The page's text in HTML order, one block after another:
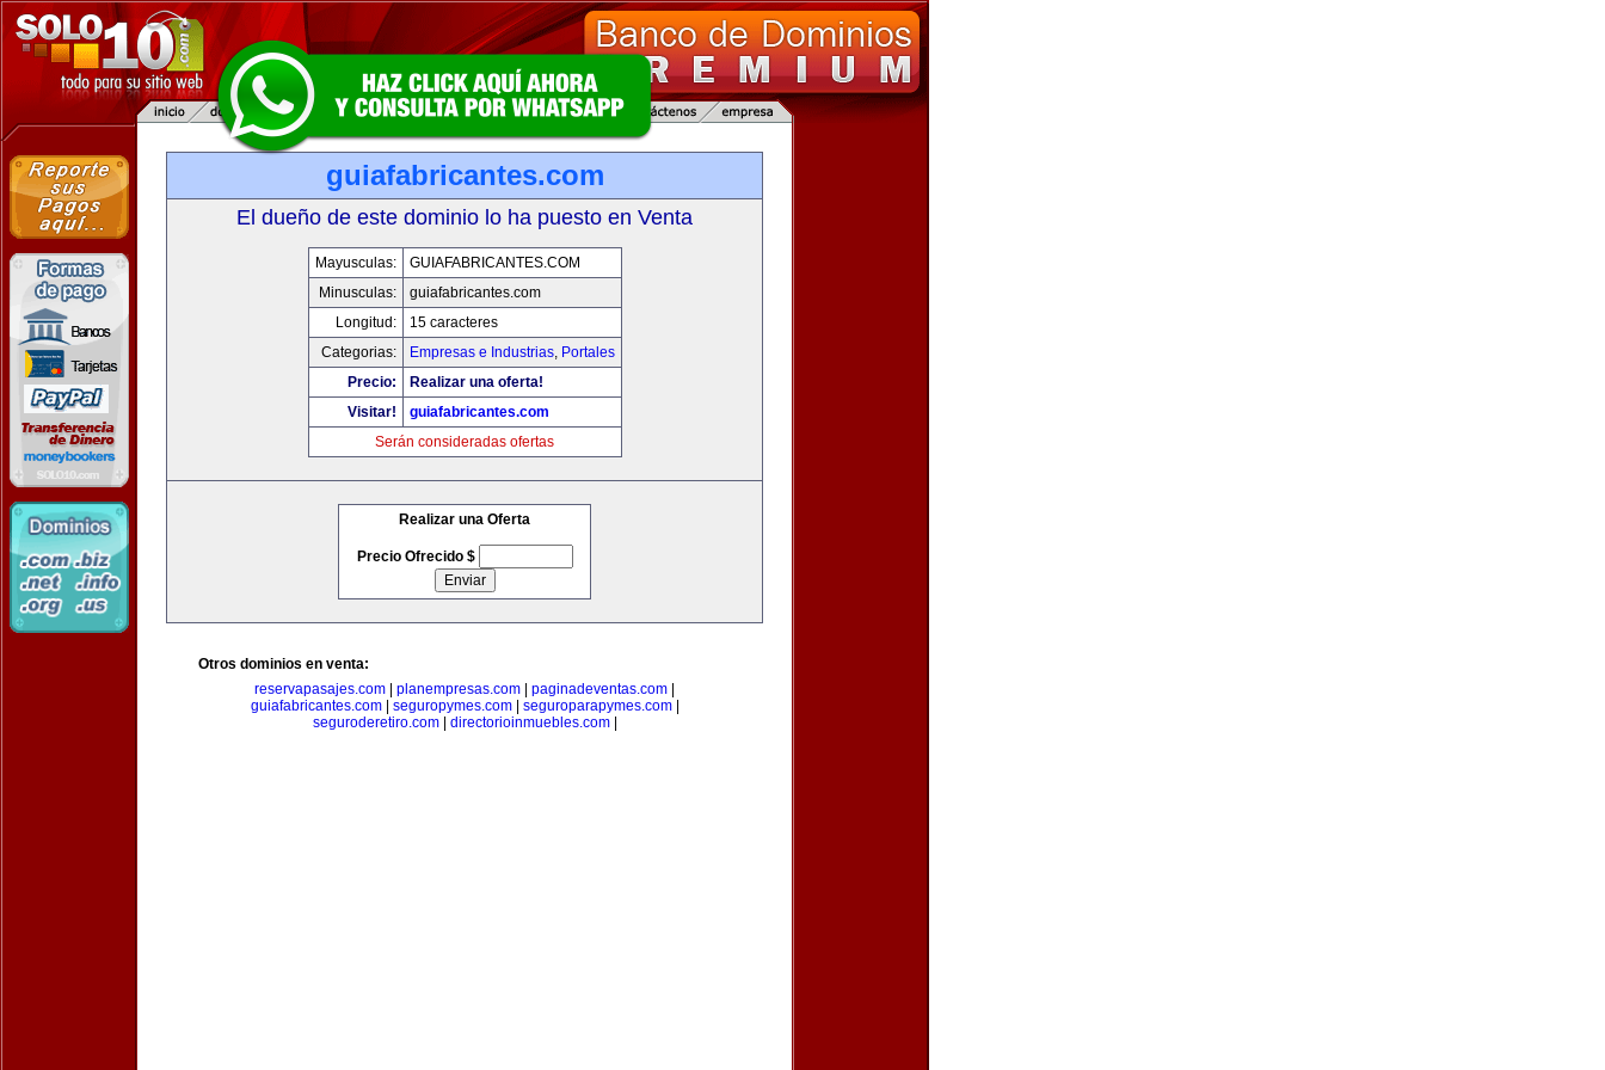
guiafabricantes.com
El dueño de este dominio lo ha puesto en Venta
Mayusculas:
GUIAFABRICANTES.COM
Minusculas:
guiafabricantes.com
Longitud:
15 caracteres
Categorias:
Empresas e Industrias, Portales
Precio:
Realizar una oferta!
Visitar!
guiafabricantes.com
Serán consideradas ofertas
Realizar una Oferta
Precio Ofrecido $
Otros dominios en venta:
reservapasajes.com
planempresas.com paginadeventas.com
guiafabricantes.com| seguropymes.com| seguroparapymes.com|
seguroderetiro.com| directorioinmuebles.com|